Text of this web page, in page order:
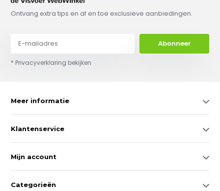
Ontvang extra tips en af en toe exclusieve aanbiedingen.
Abonneer
* Privacyverklaring bekijken
Meer informatie
Klantenservice
Mijn account
Categorieën